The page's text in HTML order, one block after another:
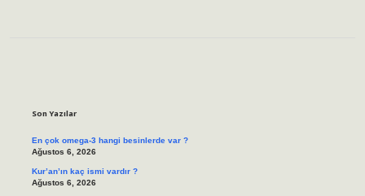
Son Yazılar
En çok omega-3 hangi besinlerde var ?
Ağustos 6, 2026
Kur’an’ın kaç ismi vardır ?
Ağustos 6, 2026